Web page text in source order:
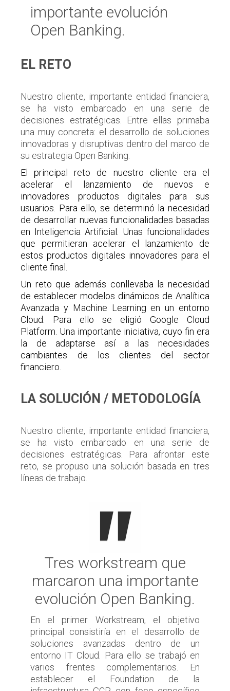
importante evolución
Open Banking.
EL RETO
Nuestro cliente, importante entidad financiera,
se ha visto embarcado en una serie de
decisiones estratégicas. Entre ellas primaba
una muy concreta: el desarrollo de soluciones
innovadoras y disruptivas dentro del marco de
su estrategia Open Banking.
El principal reto de nuestro cliente era el
acelerar el lanzamiento de nuevos e
innovadores productos digitales para sus
usuarios. Para ello, se determinó la necesidad
de desarrollar nuevas funcionalidades basadas
en Inteligencia Artificial. Unas funcionalidades
que permitieran acelerar el lanzamiento de
estos productos digitales innovadores para el
cliente final.
Un reto que además conllevaba la necesidad
de establecer modelos dinámicos de Analítica
Avanzada y Machine Learning en un entorno
Cloud. Para ello se eligió Google Cloud
Platform. Una importante iniciativa, cuyo fin era
la de adaptarse así a las necesidades
cambiantes de los clientes del sector
financiero.
LA SOLUCIÓN / METODOLOGÍA
Nuestro cliente, importante entidad financiera,
se ha visto embarcado en una serie de
decisiones estratégicas. Para afrontar este
reto, se propuso una solución basada en tres
líneas de trabajo.
Tres workstream que
marcaron una importante
evolución Open Banking.
En el primer Workstream, el objetivo
principal consistiría en el desarrollo de
soluciones avanzadas dentro de un
entorno IT Cloud. Para ello se trabajó en
varios frentes complementarios. En
establecer el Foundation de la